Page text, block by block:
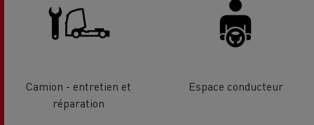
Camion - entretien et
réparation
Espace conducteur